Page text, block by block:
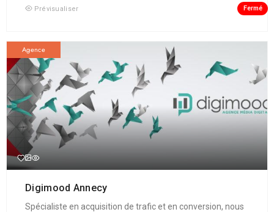
Prévisualiser Fermé
Agence
Digimood Annecy
Spécialiste en acquisition de trafic et en conversion, nous